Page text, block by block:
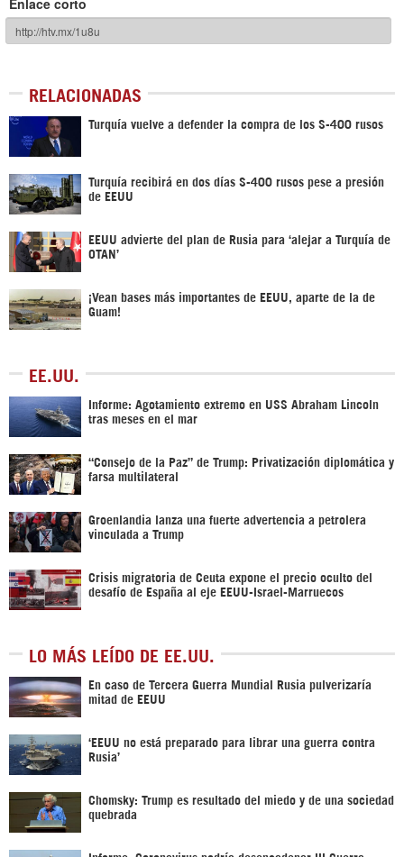
Enlace corto
RELACIONADAS
Turquía vuelve a defender la compra de los S-400 rusos
Turquía recibirá en dos días S-400 rusos pese a presión
de EEUU
EEUU advierte del plan de Rusia para ‘alejar a Turquía de
OTAN’
¡Vean bases más importantes de EEUU, aparte de la de
Guam!
EE.UU.
Informe: Agotamiento extremo en USS Abraham Lincoln
tras meses en el mar
“Consejo de la Paz” de Trump: Privatización diplomática y
farsa multilateral
Groenlandia lanza una fuerte advertencia a petrolera
vinculada a Trump
Crisis migratoria de Ceuta expone el precio oculto del
desafío de España al eje EEUU-Israel-Marruecos
LO MÁS LEÍDO DE EE.UU.
En caso de Tercera Guerra Mundial Rusia pulverizaría
mitad de EEUU
‘EEUU no está preparado para librar una guerra contra
Rusia’
Chomsky: Trump es resultado del miedo y de una sociedad
quebrada